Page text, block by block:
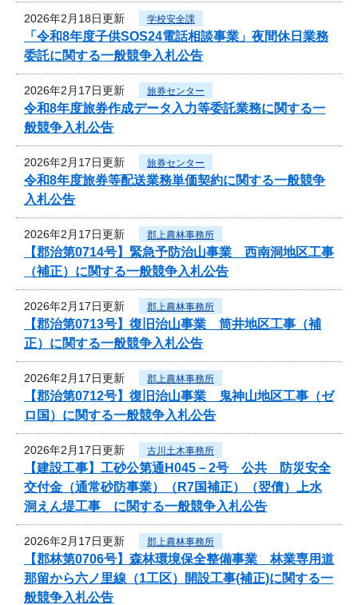
2026年2月18日更新 学校安全課
「令和8年度子供SOS24電話相談事業」夜間休日業務
委託に関する一般競争入札公告
2026年2月17日更新 旅券センター
令和8年度旅券作成データ入力等委託業務に関する一
般競争入札公告
2026年2月17日更新 旅券センター
令和8年度旅券等配送業務単価契約に関する一般競争
入札公告
2026年2月17日更新 郡上農林事務所
【郡治第0714号】緊急予防治山事業 西南洞地区工事
（補正）に関する一般競争入札公告
2026年2月17日更新 郡上農林事務所
【郡治第0713号】復旧治山事業 筒井地区工事（補
正）に関する一般競争入札公告
2026年2月17日更新 郡上農林事務所
【郡治第0712号】復旧治山事業 鬼神山地区工事（ゼ
ロ国）に関する一般競争入札公告
2026年2月17日更新 古川土木事務所
【建設工事】工砂公第通H045－2号 公共 防災安全
交付金（通常砂防事業）（R7国補正）（翌債）上水
洞えん堤工事 に関する一般競争入札公告
2026年2月17日更新 郡上農林事務所
【郡林第0706号】森林環境保全整備事業 林業専用道
那留から六ノ里線（1工区）開設工事(補正)に関する一
般競争入札公告